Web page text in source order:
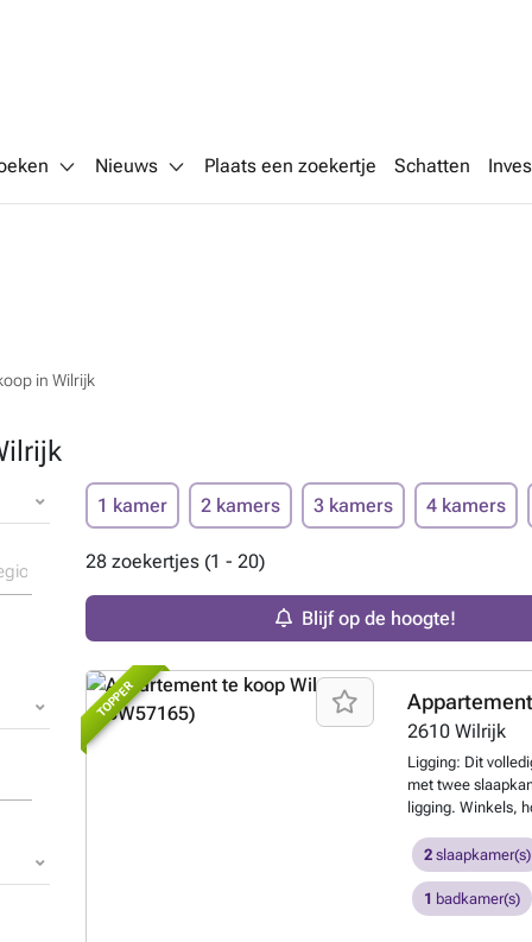
Nieuws Plaats een zoekertje Schatten
in Wilrijk
1 kamer 2 kamers 3 kamers 4 kamers
28 zoekertjes (1 - 20)
Blijf op de hoogte!
TOPPER
2610 Wilrijk
Ligging: Dit
met twee
ligging. Winkels,
sportfaciliteiten in
verbinding met
appartement ligt
gerenoveerd in
2 slaapkamer(s)
1 badkamer(s)